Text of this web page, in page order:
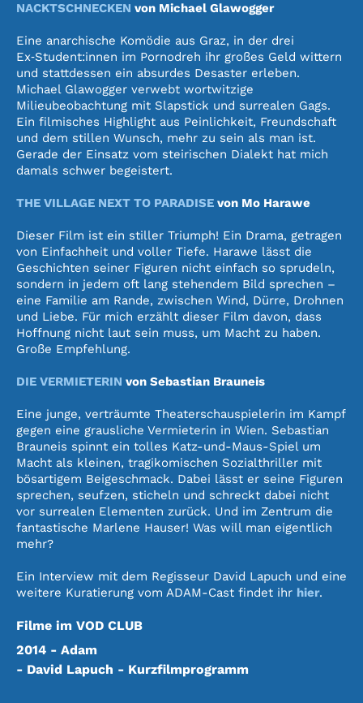
NACKTSCHNECKEN von Michael Glawogger
Eine anarchische Komödie aus Graz, in der drei
Ex‑Student:innen im Pornodreh ihr großes Geld wittern
und stattdessen ein absurdes Desaster erleben.
Michael Glawogger verwebt wortwitzige
Milieubeobachtung mit Slapstick und surrealen Gags.
Ein filmisches Highlight aus Peinlichkeit, Freundschaft
und dem stillen Wunsch, mehr zu sein als man ist.
Gerade der Einsatz vom steirischen Dialekt hat mich
damals schwer begeistert.
THE VILLAGE NEXT TO PARADISE von Mo Harawe
Dieser Film ist ein stiller Triumph! Ein Drama, getragen
von Einfachheit und voller Tiefe. Harawe lässt die
Geschichten seiner Figuren nicht einfach so sprudeln,
sondern in jedem oft lang stehendem Bild sprechen –
eine Familie am Rande, zwischen Wind, Dürre, Drohnen
und Liebe. Für mich erzählt dieser Film davon, dass
Hoffnung nicht laut sein muss, um Macht zu haben.
Große Empfehlung.
DIE VERMIETERIN von Sebastian Brauneis
Eine junge, verträumte Theaterschauspielerin im Kampf
gegen eine grausliche Vermieterin in Wien. Sebastian
Brauneis spinnt ein tolles Katz-und-Maus-Spiel um
Macht als kleinen, tragikomischen Sozialthriller mit
bösartigem Beigeschmack. Dabei lässt er seine Figuren
sprechen, seufzen, sticheln und schreckt dabei nicht
vor surrealen Elementen zurück. Und im Zentrum die
fantastische Marlene Hauser! Was will man eigentlich
mehr?
Ein Interview mit dem Regisseur David Lapuch und eine
weitere Kuratierung vom ADAM-Cast findet ihr hier.
Filme im VOD CLUB
2014 - Adam
- David Lapuch - Kurzfilmprogramm